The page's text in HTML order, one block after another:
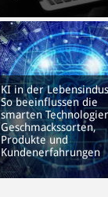
KI in der
So beeinflussen die
smarten
Geschmackssorten,
Produkte und
Kundenerfahrungen